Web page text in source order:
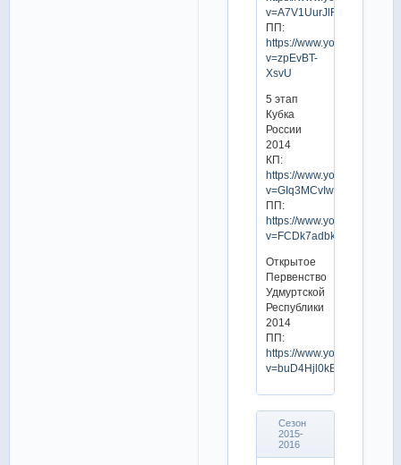
v=A7V1UurJlFk
ПП:
https://www.youtube.com/
v=zpEvBT-
XsvU
5 этап
Кубка
России
2014
КП:
https://www.youtube.com/
v=GIq3MCvIwMY
ПП:
https://www.youtube.com/
v=FCDk7adbkfI
Открытое
Первенство
Удмуртской
Республики
2014
ПП:
https://www.youtube.com/
v=buD4Hjl0kEQ
Сезон
2015-
2016